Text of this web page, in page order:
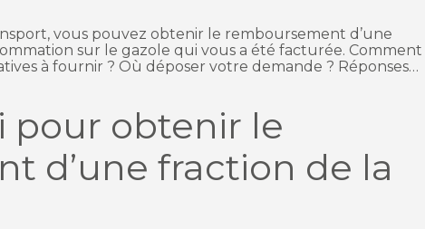
vous pouvez obtenir le remboursement d’une
sur le gazole qui vous a été facturée. Comment
à fournir ? Où déposer votre demande ? Réponses…
pour obtenir le
d’une fraction de la